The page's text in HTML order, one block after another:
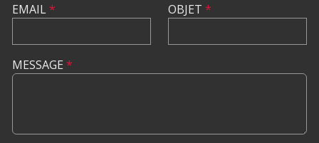
EMAIL* OBJET *
MESSAGE *